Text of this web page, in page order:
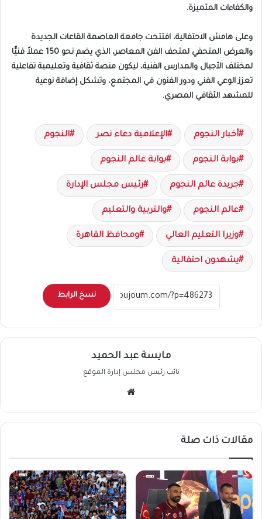
والكفاءات المتميزة.
وعلى هامش الاحتفالية، افتتحت جامعة العاصمة القاعات الجديدة
والعرض المتحفي لمتحف الفن المعاصر، الذي يضم نحو 150 عملاً فنيًّا
لمختلف الأجيال والمدارس الفنية، ليكون منصة ثقافية وتعليمية تفاعلية
تعزز الوعي الفني ودور الفنون في المجتمع، وتشكل إضافة نوعية
للمشهد الثقافي المصري.
أخبار النجوم الإعلامية دعاء نصر النجوم
بوابة النجوم بوابة عالم النجوم
جريدة عالم النجوم رئيس مجلس الإدارة
عالم النجوم والتربية والتعليم
وزيرا التعليم العالي ومحافظ القاهرة
يشهدون احتفالية
نسخ الرابط
مايسة عبد الحميد
نائب رئيس مجلس إدارة الموقع
مقالات ذات صلة